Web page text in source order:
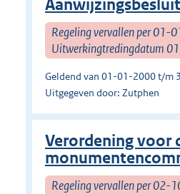
Regeling vervallen per 01-
Uitwerkingtredingdatum
Geldend van 01-01-2000 t/m
Uitgegeven door: Zutphen
Verordening voor
Regeling vervallen per 02-